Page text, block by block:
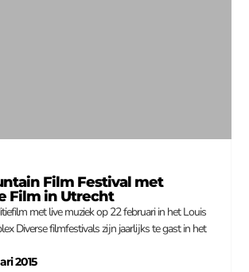
Film Festival met
Film in Utrecht
met live muziek op 22 februari in het Louis
Diverse filmfestivals zijn jaarlijks te gast in het
2015